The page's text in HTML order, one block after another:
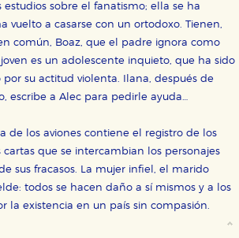
estudios sobre el fanatismo; ella se ha
vuelto a casarse con un ortodoxo. Tienen,
común, Boaz, que el padre ignora como
es un adolescente inquieto, que ha sido
su actitud violenta. Ilana, después de
escribe a Alec para pedirle ayuda…
de los aviones contiene el registro de los
cartas que se intercambian los personajes
sus fracasos. La mujer infiel, el marido
todos se hacen daño a sí mismos y a los
la existencia en un país sin compasión.